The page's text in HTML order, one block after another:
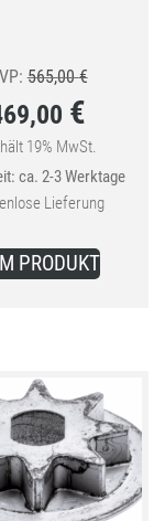
565,00€
war:
565,00 €
€
Aktueller
Preis
469,00 €.
19% MwSt.
ca. 2-3 Werktage
Lieferung
PRODUKT